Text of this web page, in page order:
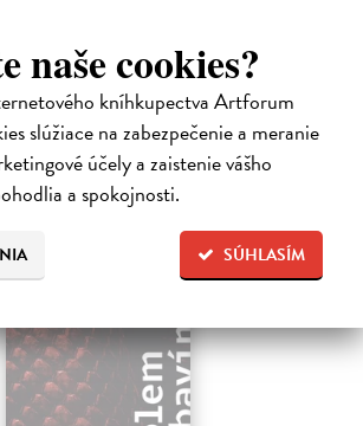
naše cookies?
kníhkupectva Artforum
slúžiace na zabezpečenie a meranie
účely a zaistenie vášho
a spokojnosti.
SÚHLASÍM
vychází v českém překladu Anny
Kunderových románů v českém jazyce se